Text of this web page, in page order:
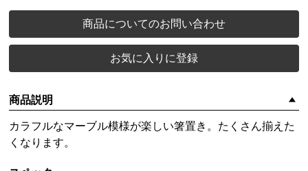
商品についてのお問い合わせ
お気に入りに登録
商品説明
カラフルなマーブル模様が楽しい箸置き。たくさん揃えた
くなります。